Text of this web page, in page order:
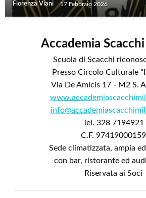
Fiorenza Viani 17 Febbraio 2026
Accademia
Scuola di Scacchi
Presso Circolo Culturale
Via De Amicis 17 - M2 S.
Tel. 328 7194921
C.F. 97419000159
Sede climatizzata, ampia
con bar, ristorante ed
Riservata ai Soci